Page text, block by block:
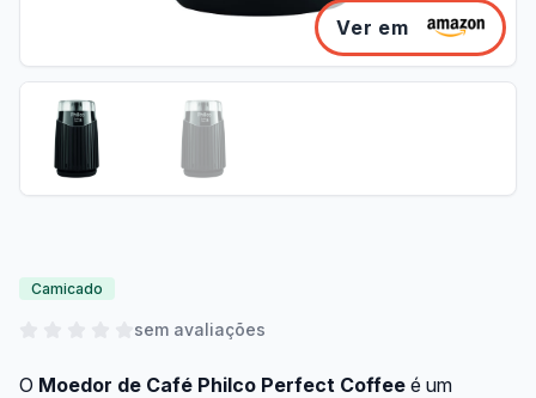
Ver em
Camicado
sem avaliações
O Moedor de Café Philco Perfect Coffee é um